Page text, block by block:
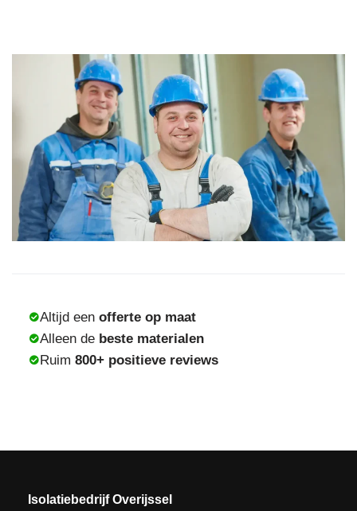
Altijd een offerte op maat
Alleen de beste materialen
Ruim 800+ positieve reviews
Isolatiebedrijf Overijssel